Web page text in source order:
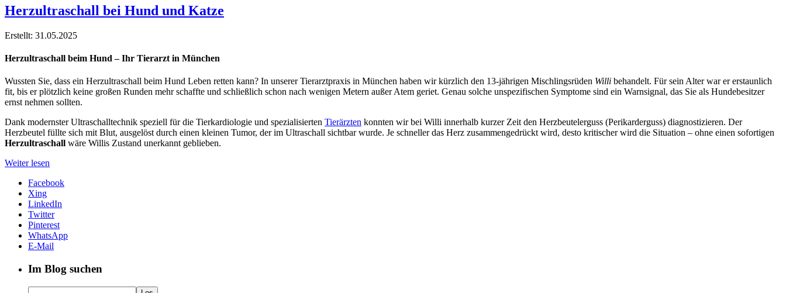
Herzultraschall bei Hund und Katze
Erstellt: 31.05.2025
Herzultraschall beim Hund – Ihr Tierarzt in München
Wussten Sie, dass ein Herzultraschall beim Hund Leben retten kann? In unserer Tierarztpraxis in München haben wir kürzlich den 13-jährigen Mischlingsrüden Willi behandelt. Für sein Alter war er erstaunlich
fit, bis er plötzlich keine großen Runden mehr schaffte und schließlich schon nach wenigen Metern außer Atem geriet. Genau solche unspezifischen Symptome sind ein Warnsignal, das Sie als Hundebesitzer
ernst nehmen sollten.
Dank modernster Ultraschalltechnik speziell für die Tierkardiologie und spezialisierten Tierärzten konnten wir bei Willi innerhalb kurzer Zeit den Herzbeutelerguss (Perikarderguss) diagnostizieren. Der
Herzbeutel füllte sich mit Blut, ausgelöst durch einen kleinen Tumor, der im Ultraschall sichtbar wurde. Je schneller das Herz zusammengedrückt wird, desto kritischer wird die Situation – ohne einen sofortigen
Herzultraschall wäre Willis Zustand unerkannt geblieben.
Weiter lesen
Facebook
Xing
LinkedIn
Twitter
Pinterest
WhatsApp
E-Mail
Im Blog suchen